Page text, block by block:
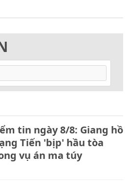
tin ngày 8/8: Giang hồ
Tiến 'bịp' hầu tòa
vụ án ma túy